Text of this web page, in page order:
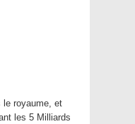
le royaume, et
les 5 Milliards